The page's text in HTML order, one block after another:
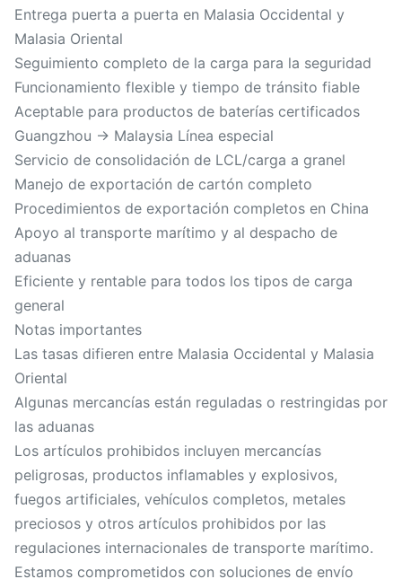
Entrega puerta a puerta en Malasia Occidental y
Malasia Oriental
Seguimiento completo de la carga para la seguridad
Funcionamiento flexible y tiempo de tránsito fiable
Aceptable para productos de baterías certificados
Guangzhou → Malaysia Línea especial
Servicio de consolidación de LCL/carga a granel
Manejo de exportación de cartón completo
Procedimientos de exportación completos en China
Apoyo al transporte marítimo y al despacho de
aduanas
Eficiente y rentable para todos los tipos de carga
general
Notas importantes
Las tasas difieren entre Malasia Occidental y Malasia
Oriental
Algunas mercancías están reguladas o restringidas por
las aduanas
Los artículos prohibidos incluyen mercancías
peligrosas, productos inflamables y explosivos,
fuegos artificiales, vehículos completos, metales
preciosos y otros artículos prohibidos por las
regulaciones internacionales de transporte marítimo.
Estamos comprometidos con soluciones de envío